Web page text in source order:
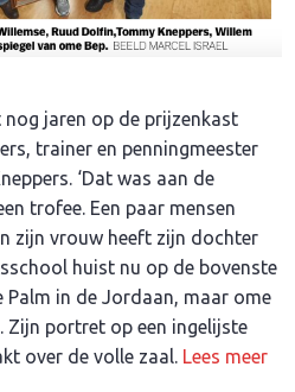
nog jaren op de prijzenkast
trainer en penningmeester
‘Dat was aan de
trofee. Een paar mensen
zijn vrouw heeft zijn dochter
huist nu op de bovenste
Palm in de Jordaan, maar ome
Zijn portret op een ingelijste
over de volle zaal. Lees meer